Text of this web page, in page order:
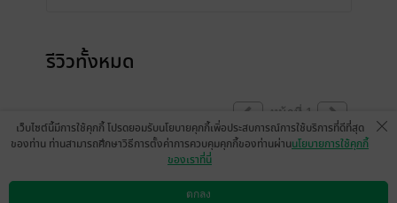
รีวิวทั้งหมด
หน้าที่ 1
ขณะนี้ให้เรตติ้งได้เฉพาะผู้ที่มีหนังสือฉบับเต็ม
เท่านั้น
เว็บไซต์นี้มีการใช้คุกกี้ โปรดยอมรับนโยบายคุกกี้เพื่อประสบการณ์การใช้บริการที่ดีที่สุด
ของท่าน ท่านสามารถศึกษาวิธีการตั้งค่าการควบคุมคุกกี้ของท่านผ่านนโยบายการใช้คุกกี้
ของเราที่นี่
ตกลง